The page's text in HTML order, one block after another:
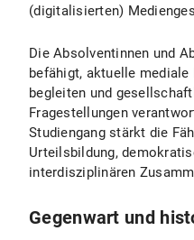
(digitalisierten)
Die Absolventinnen und
befähigt, aktuelle
begleiten und
Fragestellungen
Studiengang stärkt die
Urteilsbildung,
interdisziplinären
Gegenwart und